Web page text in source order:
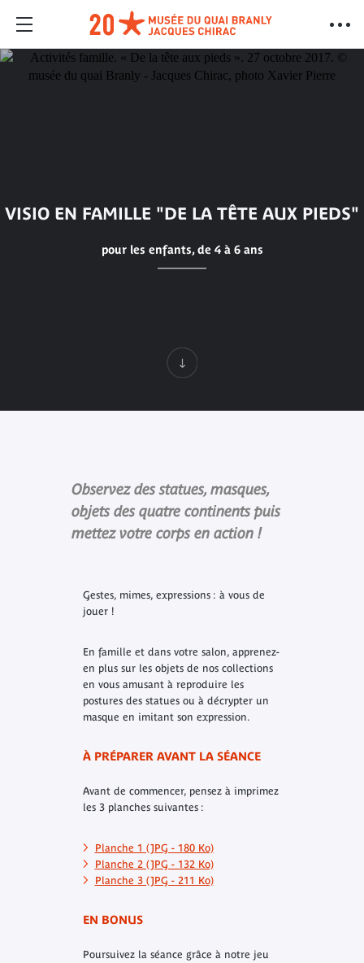
VISIO EN FAMILLE "DE LA TÊTE AUX PIEDS"
pour les enfants, de 4 à 6 ans
Observez des statues, masques,
objets des quatre continents puis
mettez votre corps en action !
Gestes, mimes, expressions : à vous de
jouer !
En famille et dans votre salon, apprenez-
en plus sur les objets de nos collections
en vous amusant à reproduire les
postures des statues ou à décrypter un
masque en imitant son expression.
À PRÉPARER AVANT LA SÉANCE
Avant de commencer, pensez à imprimez
les 3 planches suivantes :
Planche 1 (JPG - 180 Ko)
Planche 2 (JPG - 132 Ko)
Planche 3 (JPG - 211 Ko)
EN BONUS
Poursuivez la séance grâce à notre jeu